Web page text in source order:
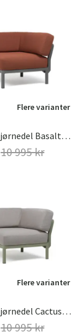
Flere varianter
Maximo Hjørnedel Basalto-Cannella
10 995 kr
Flere varianter
Maximo Hjørnedel Cactus-Lava
10 995 kr